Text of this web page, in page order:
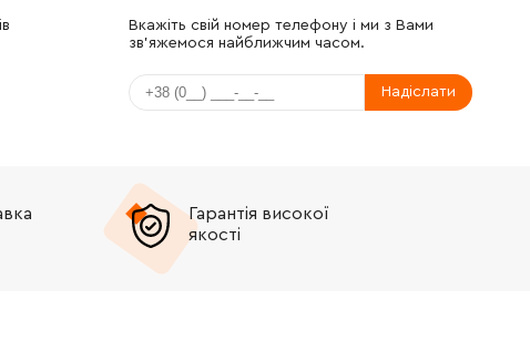
Вкажіть свій номер телефону і ми з Вами
зв'яжемося найближчим часом.
Надіслати
Гарантія високої
якості